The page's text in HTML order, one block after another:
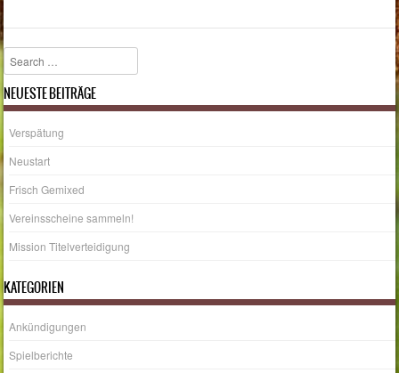
Search
NEUESTE BEITRÄGE
Verspätung
Neustart
Frisch Gemixed
Vereinsscheine sammeln!
Mission Titelverteidigung
KATEGORIEN
Ankündigungen
Spielberichte